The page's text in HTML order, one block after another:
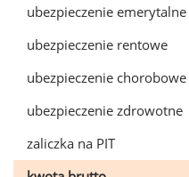
ubezpieczenie emerytalne
ubezpieczenie rentowe
ubezpieczenie chorobowe
ubezpieczenie zdrowotne
zaliczka na PIT